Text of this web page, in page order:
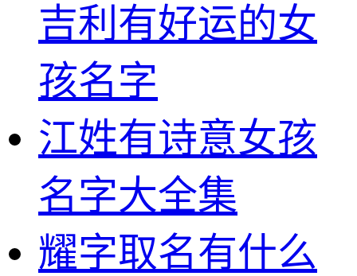
吉利有好运的女
孩名字
江姓有诗意女孩
名字大全集
耀字取名有什么